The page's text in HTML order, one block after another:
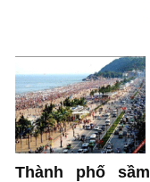
Thành phố sầm